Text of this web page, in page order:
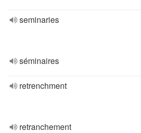
seminaries
séminaires
retrenchment
retranchement